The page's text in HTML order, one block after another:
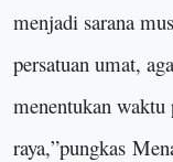
menjadi sarana
persatuan umat,
menentukan waktu
raya,”pungkas